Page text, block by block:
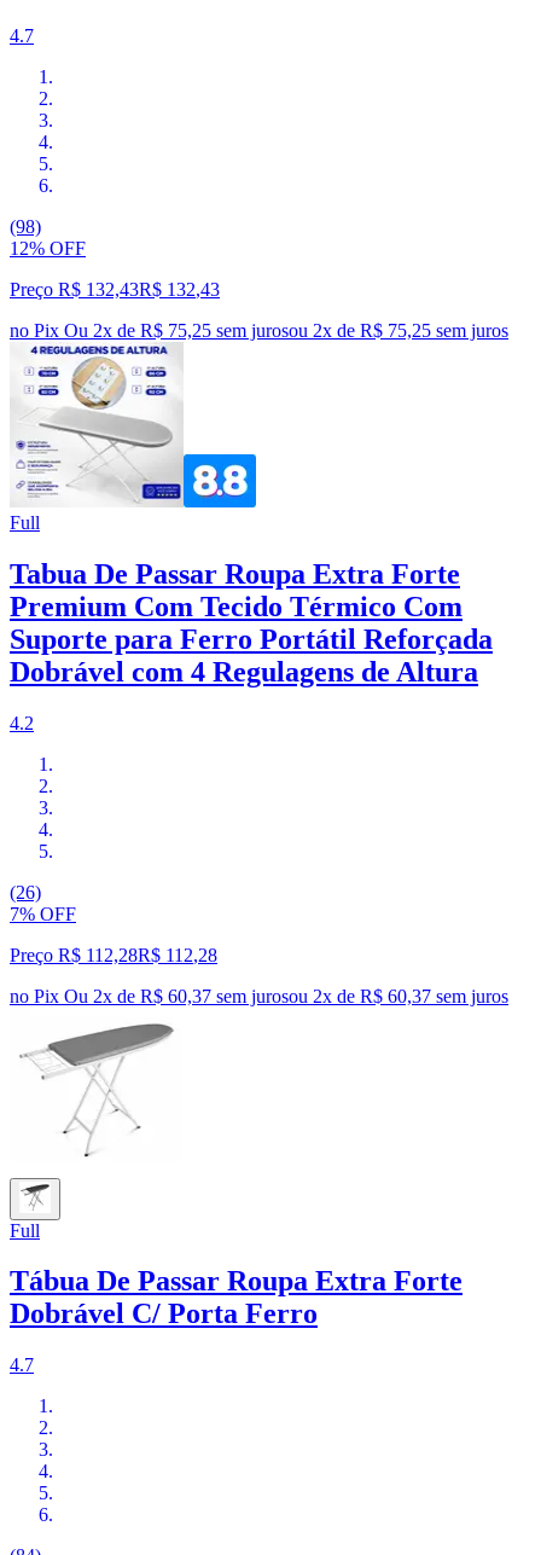
4.7
(98)
12% OFF
Preço R$ 132,43R$ 132,43
no Pix Ou 2x de R$ 75,25 sem jurosou 2x de R$ 75,25 sem juros
Full
Tabua De Passar Roupa Extra Forte
Premium Com Tecido Térmico Com
Suporte para Ferro Portátil Reforçada
Dobrável com 4 Regulagens de Altura
4.2
(26)
7% OFF
Preço R$ 112,28R$ 112,28
no Pix Ou 2x de R$ 60,37 sem jurosou 2x de R$ 60,37 sem juros
Full
Tábua De Passar Roupa Extra Forte
Dobrável C/ Porta Ferro
4.7